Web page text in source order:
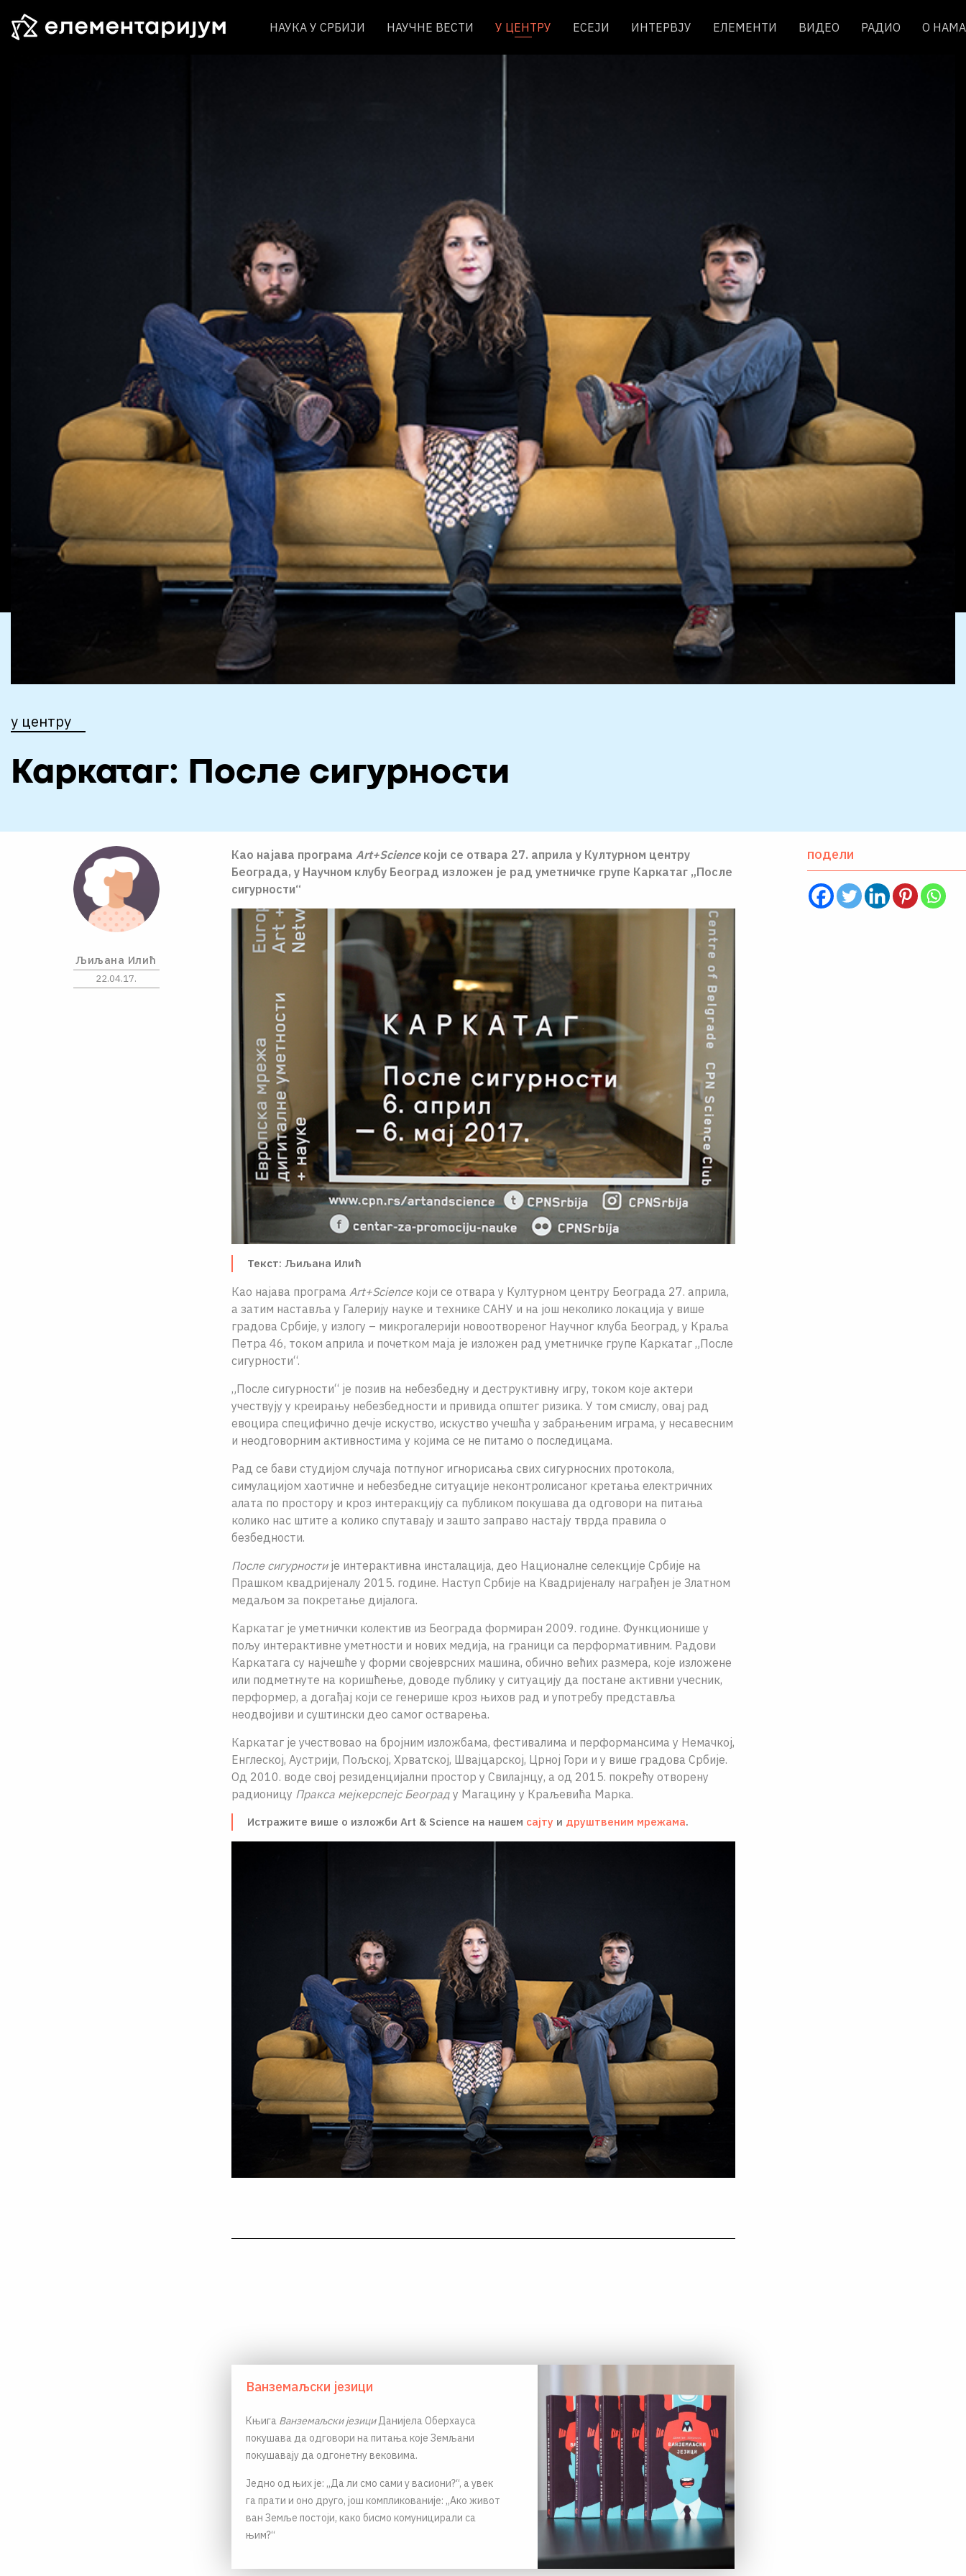
НАУКА У СРБИЈИ НАУЧНЕ ВЕСТИ У ЦЕНТРУ ЕСЕЈИ ИНТЕРВЈУ ЕЛЕМЕНТИ ВИДЕО РАДИО О НАМА
у центру
Каркатаг: После сигурности
Као најава програма Art+Scienceкоји се отвара 27. априла у Културном центру
Београда, у Научном клубу Београд изложен је рад уметничке групе Каркатаг „После
сигурности“
Текст: Љиљана Илић
Као најава програма Art+Scienceкоји се отвара у Културном центру Београда 27. априла,
а затим наставља у Галерију науке и технике САНУ и на још неколико локација у више
градова Србије, у излогу – микрогалерији новоотвореног Научног клуба Београд, у Краља
Петра 46, током априла и почетком маја је изложен рад уметничке групе Каркатаг „После
сигурности“.
„После сигурности“ jе позив на небезбедну и деструктивну игру, током које актери
учествују у креирању небезбедности и привида општег ризика. У том смислу, оваj рад
евоцира специфично дечjе искуство, искуство учешћа у забрањеним играма, у несавесним
и неодговорним активностима у коjима се не питамо о последицама.
Рад се бави студиjом случаjа потпуног игнорисања свих сигурносних протокола,
симулациjом хаотичне и небезбедне ситуациjе неконтролисаног кретања електричних
алата по простору и кроз интеракциjу са публиком покушава да одговори на питања
колико нас штите а колико спутаваjу и зашто заправо настаjу тврда правила о
безбедности.
После сигурностиjе интерактивна инсталациjа, део Националне селекциjе Србиjе на
Прашком квадриjеналу 2015. године. Наступ Србиjе на Квадриjеналу награђен jе Златном
медаљом за покретање диjалога.
Каркатаг је уметнички колектив из Београда формиран 2009. године. Функционише у
пољу интерактивне уметности и нових медија, на граници са перформативним. Радови
Каркатага су најчешће у форми својеврсних машина, обично већих размера, које изложене
или подметнуте на коришћење, доводе публику у ситуацију да постане активни учесник,
перформер, а догађај који се генерише кроз њихов рад и употребу представља
неодвојиви и суштински део самог остварења.
Каркатаг је учествовао на бројним изложбама, фестивалима и перформансима у Немачкој,
Енглеској, Аустрији, Пољској, Хрватској, Швајцарској, Црној Гори и у више градова Србије.
Од 2010. воде свој резиденцијални простор у Свилајнцу, а од 2015. покрећу отворену
радионицу Пракса мејкерспејс Београду Магацину у Краљевића Марка.
Истражите више о изложби Art & Science на нашем сајту и друштвеним мрежама.
Љиљана Илић
22.04.17.
подели
Ванземаљски језици
Књига Ванземаљски језициДанијела Оберхауса
покушава да одговори на питања које Земљани
покушавају да одгонетну вековима.
Једно од њих је: „Да ли смо сами у васиони?“, а увек
га прати и оно друго, још компликованије: „Ако живот
ван Земље постоји, како бисмо комуницирали са
њим?“